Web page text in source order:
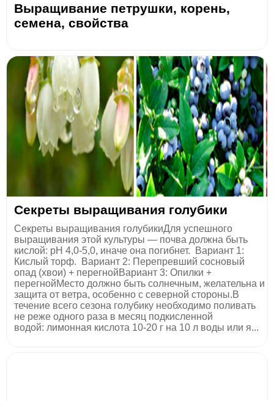
Выращивание петрушки, корень,
семена, свойства
​Секреты выращивания голубики
Секреты выращивания голубикиДля успешного
выращивания этой культуры — почва должна быть
кислой: pH 4,0-5,0, иначе она погибнет. Вариант 1:
Кислый торф. Вариант 2: Перепревший сосновый
опад (хвои) + перегнойВариант 3: Опилки +
перегнойМесто должно быть солнечным, желательна и
защита от ветра, особенно с северной стороны.В
течение всего сезона голубику необходимо поливать
не реже одного раза в месяц подкисленной
водой: лимонная кислота 10-20 г на 10 л воды или я...